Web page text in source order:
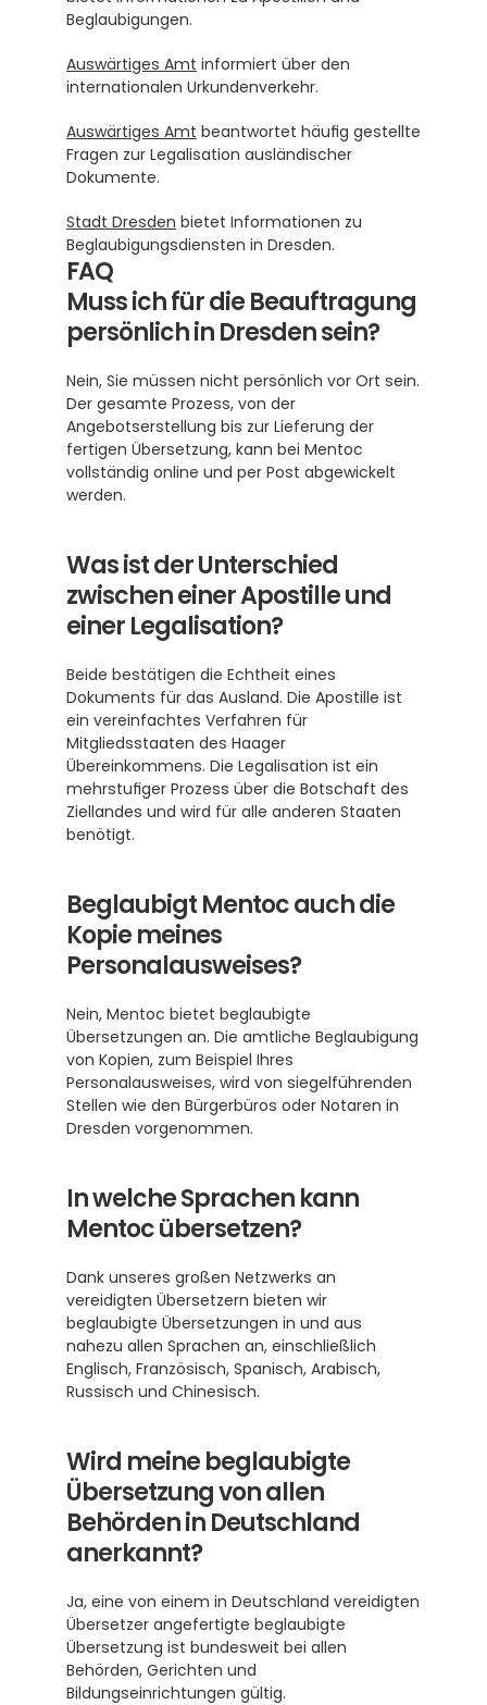
Beglaubigungen.
Auswärtiges Amt informiert über den
internationalen Urkundenverkehr.
Auswärtiges Amt beantwortet häufig gestellte
Fragen zur Legalisation ausländischer
Dokumente.
Stadt Dresden bietet Informationen zu
Beglaubigungsdiensten in Dresden.
FAQ
Muss ich für die Beauftragung
persönlich in Dresden sein?
Nein, Sie müssen nicht persönlich vor Ort sein.
Der gesamte Prozess, von der
Angebotserstellung bis zur Lieferung der
fertigen Übersetzung, kann bei Mentoc
vollständig online und per Post abgewickelt
werden.
Was ist der Unterschied
zwischen einer Apostille und
einer Legalisation?
Beide bestätigen die Echtheit eines
Dokuments für das Ausland. Die Apostille ist
ein vereinfachtes Verfahren für
Mitgliedsstaaten des Haager
Übereinkommens. Die Legalisation ist ein
mehrstufiger Prozess über die Botschaft des
Ziellandes und wird für alle anderen Staaten
benötigt.
Beglaubigt Mentoc auch die
Kopie meines
Personalausweises?
Nein, Mentoc bietet beglaubigte
Übersetzungen an. Die amtliche Beglaubigung
von Kopien, zum Beispiel Ihres
Personalausweises, wird von siegelführenden
Stellen wie den Bürgerbüros oder Notaren in
Dresden vorgenommen.
In welche Sprachen kann
Mentoc übersetzen?
Dank unseres großen Netzwerks an
vereidigten Übersetzern bieten wir
beglaubigte Übersetzungen in und aus
nahezu allen Sprachen an, einschließlich
Englisch, Französisch, Spanisch, Arabisch,
Russisch und Chinesisch.
Wird meine beglaubigte
Übersetzung von allen
Behörden in Deutschland
anerkannt?
Ja, eine von einem in Deutschland vereidigten
Übersetzer angefertigte beglaubigte
Übersetzung ist bundesweit bei allen
Behörden, Gerichten und
Bildungseinrichtungen gültig.